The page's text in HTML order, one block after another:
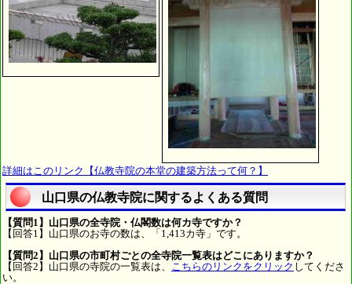
詳細はこのリンク【仏教寺院の本堂の建築方法って何？】
山口県の仏教寺院に関するよくある質問
【質問1】山口県の全寺院・仏閣数は何カ寺ですか？
【回答1】山口県のお寺の数は、「1,413カ寺」です。
【質問2】山口県の市町村ごとの全寺院一覧表はどこにありますか？
【回答2】山口県の寺院の一覧表は、
こちらのリンクをクリック してくださ
い。